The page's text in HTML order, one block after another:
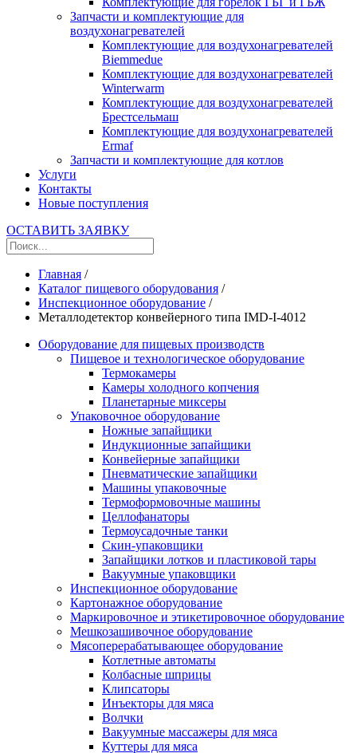
Запчасти и комплектующие для
воздухонагревателей
Комплектующие для воздухонагревателей
Biemmedue
Комплектующие для воздухонагревателей
Winterwarm
Комплектующие для воздухонагревателей
Брестсельмаш
Комплектующие для воздухонагревателей
Ermaf
Запчасти и комплектующие для котлов
Услуги
Контакты
Новые поступления
ОСТАВИТЬ ЗАЯВКУ
Главная /
Каталог пищевого оборудования /
Инспекционное оборудование /
Металлодетектор конвейерного типа IMD-I-4012
Оборудование для пищевых производств
Пищевое и технологическое оборудование
Термокамеры
Камеры холодного копчения
Планетарные миксеры
Упаковочное оборудование
Ножные запайщики
Индукционные запайщики
Конвейерные запайщики
Пневматические запайщики
Машины упаковочные
Термоформовочные машины
Целлофанаторы
Термоусадочные танки
Скин-упаковщики
Запайщики лотков и пластиковой тары
Вакуумные упаковщики
Инспекционное оборудование
Картонажное оборудование
Маркировочное и этикетировочное оборудование
Мешкозашивочное оборудование
Мясоперерабатывающее оборудование
Котлетные автоматы
Колбасные шприцы
Клипсаторы
Инъекторы для мяса
Волчки
Вакуумные массажеры для мяса
Куттеры для мяса